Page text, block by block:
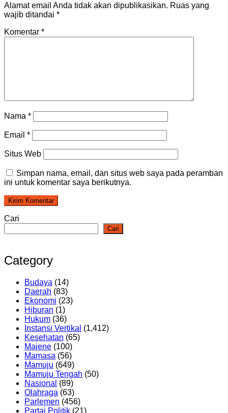
Alamat email Anda tidak akan dipublikasikan. Ruas yang
wajib ditandai *
Komentar *
Nama *
Email *
Situs Web
Simpan nama, email, dan situs web saya pada peramban
ini untuk komentar saya berikutnya.
Cari
Cari
Category
Budaya (14)
Daerah (83)
Ekonomi (23)
Hiburan (1)
Hukum (36)
Instansi Vertikal (1,412)
Kesehatan (65)
Majene (100)
Mamasa (56)
Mamuju (649)
Mamuju Tengah (50)
Nasional (89)
Olahraga (63)
Parlemen (456)
Partai Politik (21)